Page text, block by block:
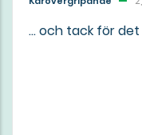
... och tack för